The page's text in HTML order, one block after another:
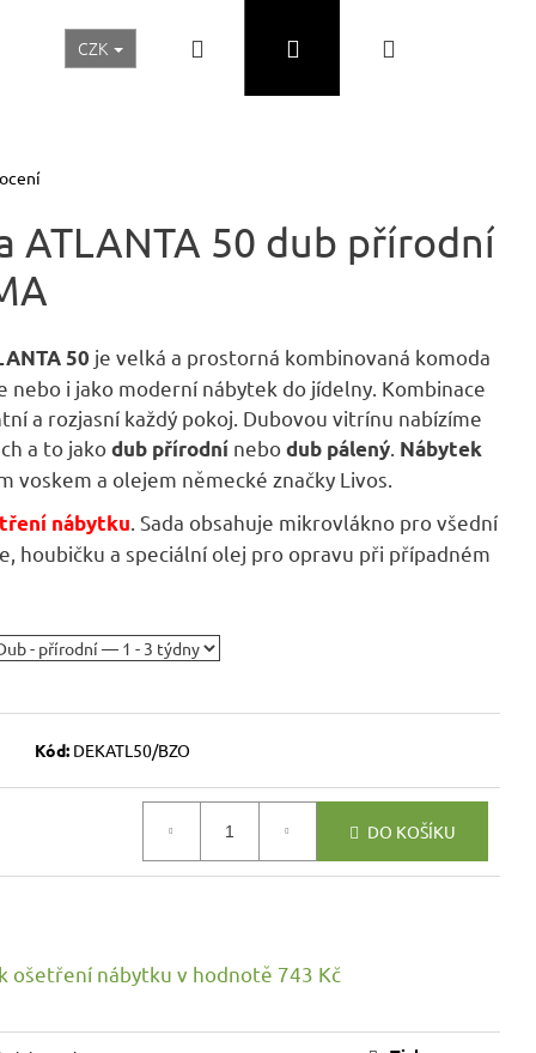
Realizace a inspirace Akční ceny Nábytek Skladem
CZK Přihlášení
ATLANTA 50 dub přírodní
50 je velká a prostorná kombinovaná komoda
nebo i jako moderní nábytek do jídelny. Kombinace
a rozjasní každý pokoj. Dubovou vitrínu nabízíme
a to jakodub přírodní nebodub pálený Nábytek
a olejem německé značky Livos.
nábytku . Sada obsahuje mikrovlákno pro všední
houbičku a speciální olej pro opravu při případném
Kód: DEKATL50/BZO
DO KOŠÍKU
ošetření nábytku v hodnotě 743 Kč
Následující
SWEET HOME
PROSTOREM